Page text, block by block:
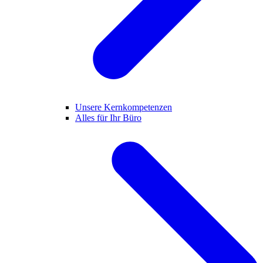
Unsere Kernkompetenzen
Alles für Ihr Büro